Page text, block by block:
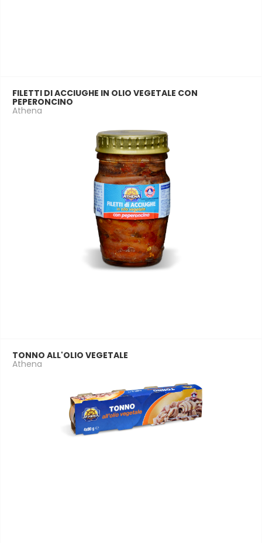
FILETTI DI ACCIUGHE IN OLIO VEGETALE CON
PEPERONCINO
Athena
TONNO ALL'OLIO VEGETALE
Athena